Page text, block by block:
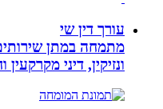
עורך דין שי
מתמחה במתן
ונזיקין, דיני מקרקעין